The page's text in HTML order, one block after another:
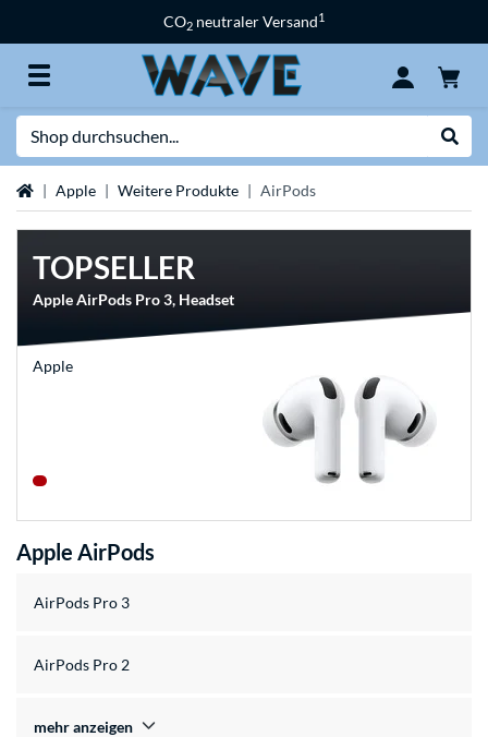
CO2 neutraler Versand1
Startseite
Apple Weitere Produkte AirPods
TOPSELLER
Apple AirPods Pro 3, Headset
Apple
Apple AirPods
AirPods Pro 3
AirPods Pro 2
mehr anzeigen